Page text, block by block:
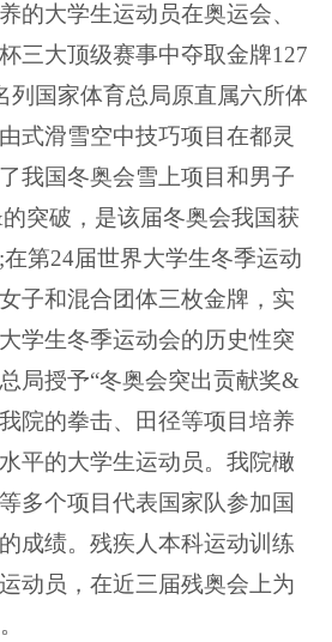
的大学生运动员在奥运会、
三大顶级赛事中夺取金牌127
列国家体育总局原直属六所体
式滑雪空中技巧项目在都灵
我国冬奥会雪上项目和男子
突破，是该届冬奥会我国获
第24届世界大学生冬季运动
子和混合团体三枚金牌，实
学生冬季运动会的历史性突
局授予“冬奥会突出贡献奖&
院的拳击、田径等项目培养
平的大学生运动员。我院橄
多个项目代表国家队参加国
成绩。残疾人本科运动训练
动员，在近三届残奥会上为